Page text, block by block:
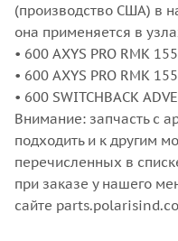
(производство США) в
она применяется в
• 600 AXYS PRO RMK
• 600 AXYS PRO RMK
• 600 SWITCHBACK
Внимание: запчасть с
подходить и к другим
перечисленных в
при заказе у нашего
сайте